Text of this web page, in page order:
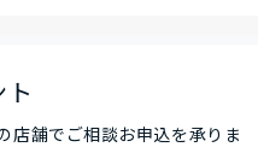
店舗でご相談お申込を承りま